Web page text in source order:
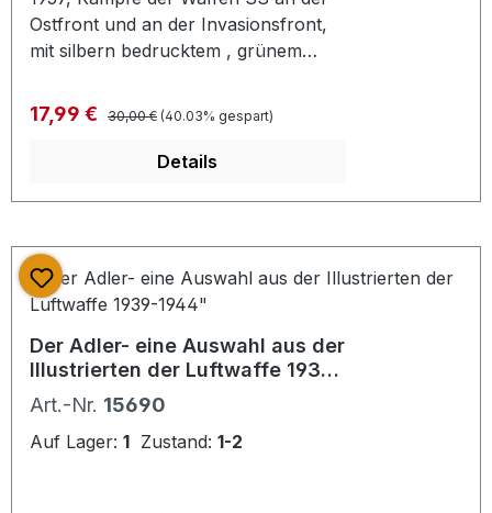
Ostfront und an der Invasionsfront,
mit silbern bedrucktem , grünem
selten im Handel erhältlich
Verkaufspreis:
17,99 € Regulärer Preis:
30,00 € (40.03% gespart)
Details
Der Adler- eine Auswahl aus der
Illustrierten der Luftwaffe 1939-
1944"
Art.-Nr. 15690
Auf Lager: 1 Zustand: 1-2